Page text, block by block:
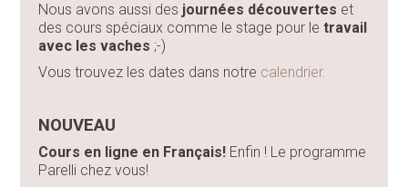
Nous avons aussi des journées découvertes et
des cours spéciaux comme le stage pour letravail
avec les vaches ;-)
Vous trouvez les dates dans notre calendrier.
NOUVEAU
Cours en ligne en Français! Enfin ! Le programme
Parelli chez vous!